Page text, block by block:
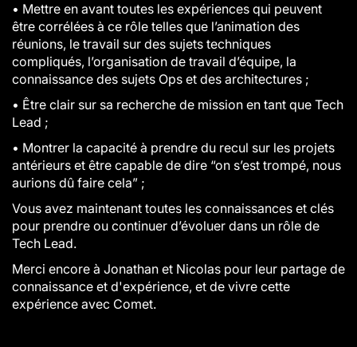
• Mettre en avant toutes les expériences qui peuvent
être corrélées à ce rôle telles que l’animation des
réunions, le travail sur des sujets techniques
compliqués, l’organisation de travail d’équipe, la
connaissance des sujets Ops et des architectures ;
• Être clair sur sa recherche de mission en tant que Tech
Lead ;
• Montrer la capacité à prendre du recul sur les projets
antérieurs et être capable de dire “on s’est trompé, nous
aurions dû faire cela” ;
Vous avez maintenant toutes les connaissances et clés
pour prendre ou continuer d’évoluer dans un rôle de
Tech Lead.
Merci encore à Jonathan et Nicolas pour leur partage de
connaissance et d'expérience, et de vivre cette
expérience avec Comet.